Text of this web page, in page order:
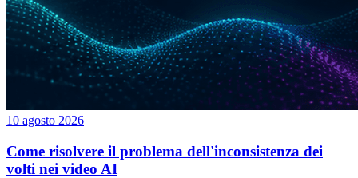
10 agosto 2026
Come risolvere il problema dell'inconsistenza dei
volti nei video AI